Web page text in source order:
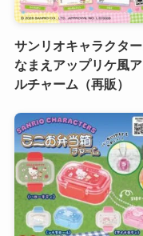
サンリオキャラクタ
なまえアップリケ風ア
ルチャーム（再販）